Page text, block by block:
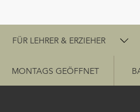
Schnellzugriff
FÜR LEHRER & ERZIEHER
MONTAGS GEÖFFNET